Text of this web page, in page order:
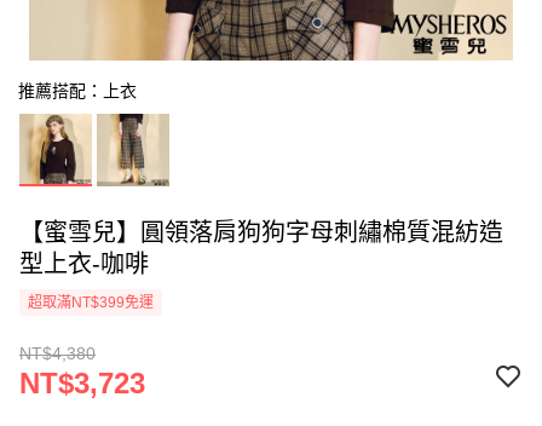
推薦搭配：上衣
【蜜雪兒】圓領落肩狗狗字母刺繡棉質混紡造
型上衣-咖啡
超取滿NT$399免運
NT$4,380
NT$3,723